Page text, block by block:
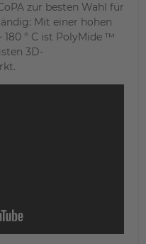
zur besten Wahl für
Mit einer hohen
° C ist PolyMide ™
3D-